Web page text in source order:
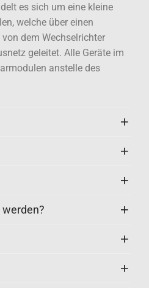
es sich um eine kleine
welche über einen
dem Wechselrichter
geleitet. Alle Geräte im
anstelle des